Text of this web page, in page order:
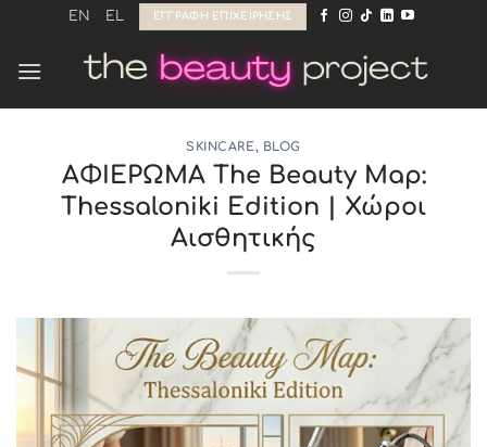
Μετάβαση
περιεχόμενο
EN EL ΕΓΓΡΑΦΉ ΕΠΙΧΕΊΡΗΣΗΣ
SKINCARE, BLOG
ΑΦΙΕΡΩΜΑ The Beauty Map:
Thessaloniki Edition | Χώροι
Αισθητικής